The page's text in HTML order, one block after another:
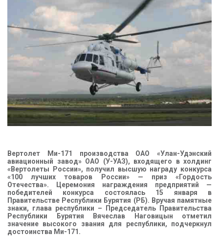
КОНТАКТЫ
Вертолет Ми-171 производства ОАО «Улан-Удэнский
авиационный завод» ОАО (У-УАЗ), входящего в холдинг
«Вертолеты России», получил высшую награду конкурса
«100 лучших товаров России» — приз «Гордость
Отечества». Церемония награждения предприятий —
победителей конкурса состоялась 15 января в
Правительстве Республики Бурятия (РБ). Вручая памятные
знаки, глава республики – Председатель Правительства
Республики Бурятия Вячеслав Наговицын отметил
значение высокого звания для республики, подчеркнул
достоинства Ми-171.